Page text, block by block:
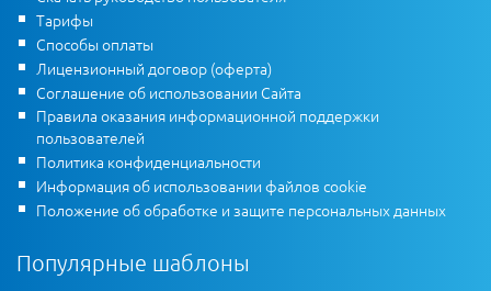
Тарифы
Способы оплаты
Лицензионный договор (оферта)
Соглашение об использовании Сайта
Правила оказания информационной поддержки
пользователей
Политика конфиденциальности
Информация об использовании файлов cookie
Положение об обработке и защите персональных данных
Популярные шаблоны